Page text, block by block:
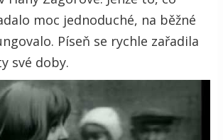
moc jednoduché, na běžné
Píseň se rychle zařadila
své doby.